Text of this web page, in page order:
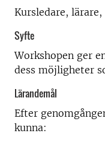
Kursledare,
Syfte
Workshopen ger
dess möjligheter
Lärandemål
Efter
kunna: